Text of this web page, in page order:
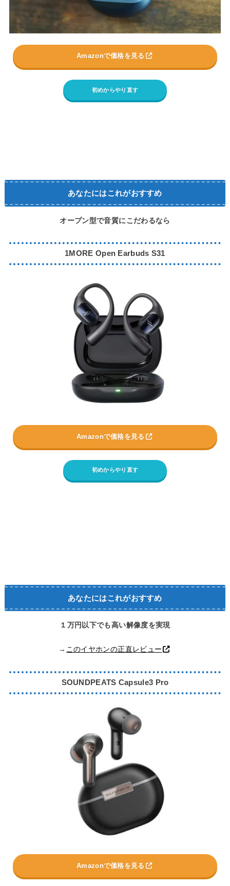
Amazonで価格を見る
初めからやり直す
あなたにはこれがおすすめ
オープン型で音質にこだわるなら
1MORE Open Earbuds S31
Amazonで価格を見る
初めからやり直す
あなたにはこれがおすすめ
１万円以下でも高い解像度を実現
→ このイヤホンの正直レビュー
SOUNDPEATS Capsule3 Pro
Amazonで価格を見る